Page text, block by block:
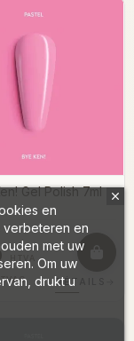
Gel Polish 7ml
TVAC DÉTAILS
en
en
met uw
Om uw
drukt u